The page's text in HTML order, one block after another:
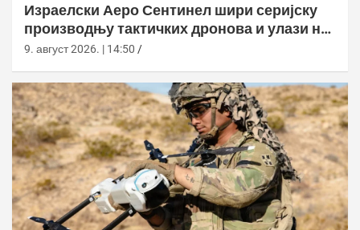
Израелски Аеро Сентинел шири серијску
производњу тактичких дронова и улази на
нова тржишта
9. август 2026. | 14:50